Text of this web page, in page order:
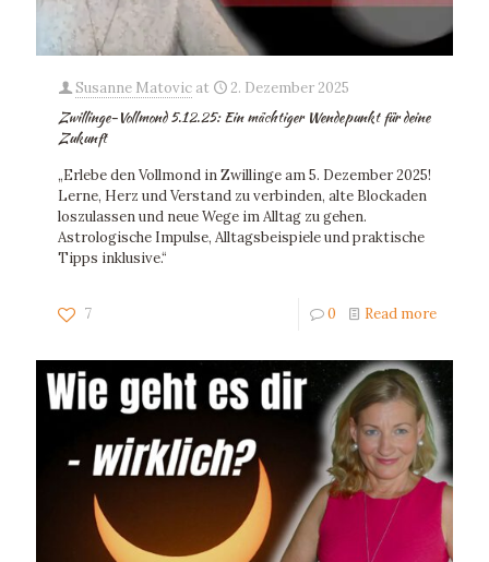
Susanne Matovic at 2. Dezember 2025
Zwillinge-Vollmond 5.12.25: Ein mächtiger Wendepunkt für deine
Zukunft
„Erlebe den Vollmond in Zwillinge am 5. Dezember 2025!
Lerne, Herz und Verstand zu verbinden, alte Blockaden
loszulassen und neue Wege im Alltag zu gehen.
Astrologische Impulse, Alltagsbeispiele und praktische
Tipps inklusive.“
7 0 Read more